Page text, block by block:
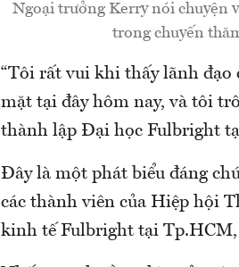
Ngoại trưởng Kerry nói chuyện
trong chuyến
“Tôi rất vui khi thấy lãnh đạo
mặt tại đây hôm nay, và tôi
thành lập Đại học Fulbright
Đây là một phát biểu đáng
các thành viên của Hiệp hội
kinh tế Fulbright tại Tp.HCM,